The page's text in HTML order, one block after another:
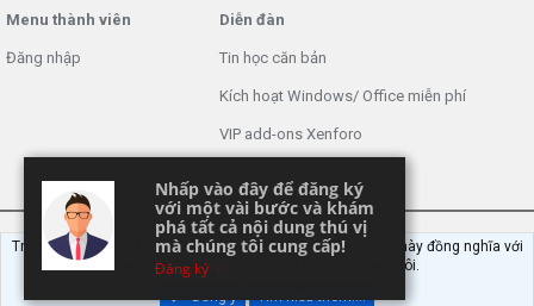
Nhấp vào đây để đăng ký
với một vài bước và khám
phá tất cả nội dung thú vị
mà chúng tôi cung cấp!
Forum VNT
Menu thành viên
Đăng nhập
Diễn đàn
Tin học căn bản
Kích hoạt Windows/ Office miễn phí
VIP add-ons Xenforo
®
Trang web này sử dụng cookie. Tiếp tục sử dụng trang web này đồng nghĩa với
việc bạn đồng ý sử dụng cookie của chúng tôi.
Đồng ý
Tìm hiểu thêm.…
Nhấp vào đây để đăng ký
với một vài bước và khám
phá tất cả nội dung thú vị
mà chúng tôi cung cấp!
Đăng ký